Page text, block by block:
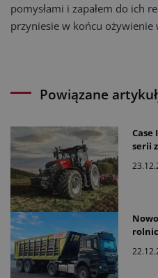
pomysłami i zapałem do ich
przyniesie w końcu ożywienie
Powiązane
Case
serii